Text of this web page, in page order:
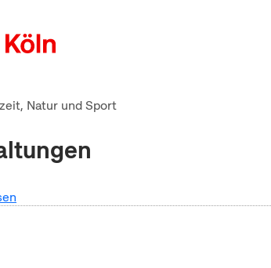
Natur und Sport